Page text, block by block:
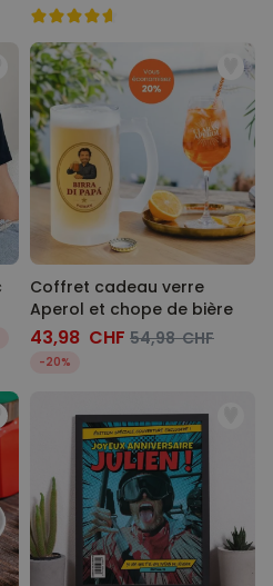
Coffret cadeau verre
Aperol et chope de bière
43,98 CHF 54,98 CHF
-20%